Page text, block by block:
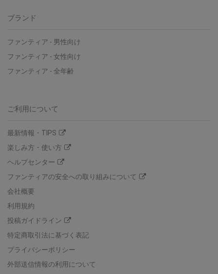
ブランド
ファンティア - 男性向け
ファンティア - 女性向け
ファンティア - 全年齢
ご利用について
最新情報・TIPS
楽しみ方・使い方
ヘルプセンター
ファンティアの安全への取り組みについて
会社概要
利用規約
投稿ガイドライン
特定商取引法に基づく表記
プライバシーポリシー
外部送信情報の利用について